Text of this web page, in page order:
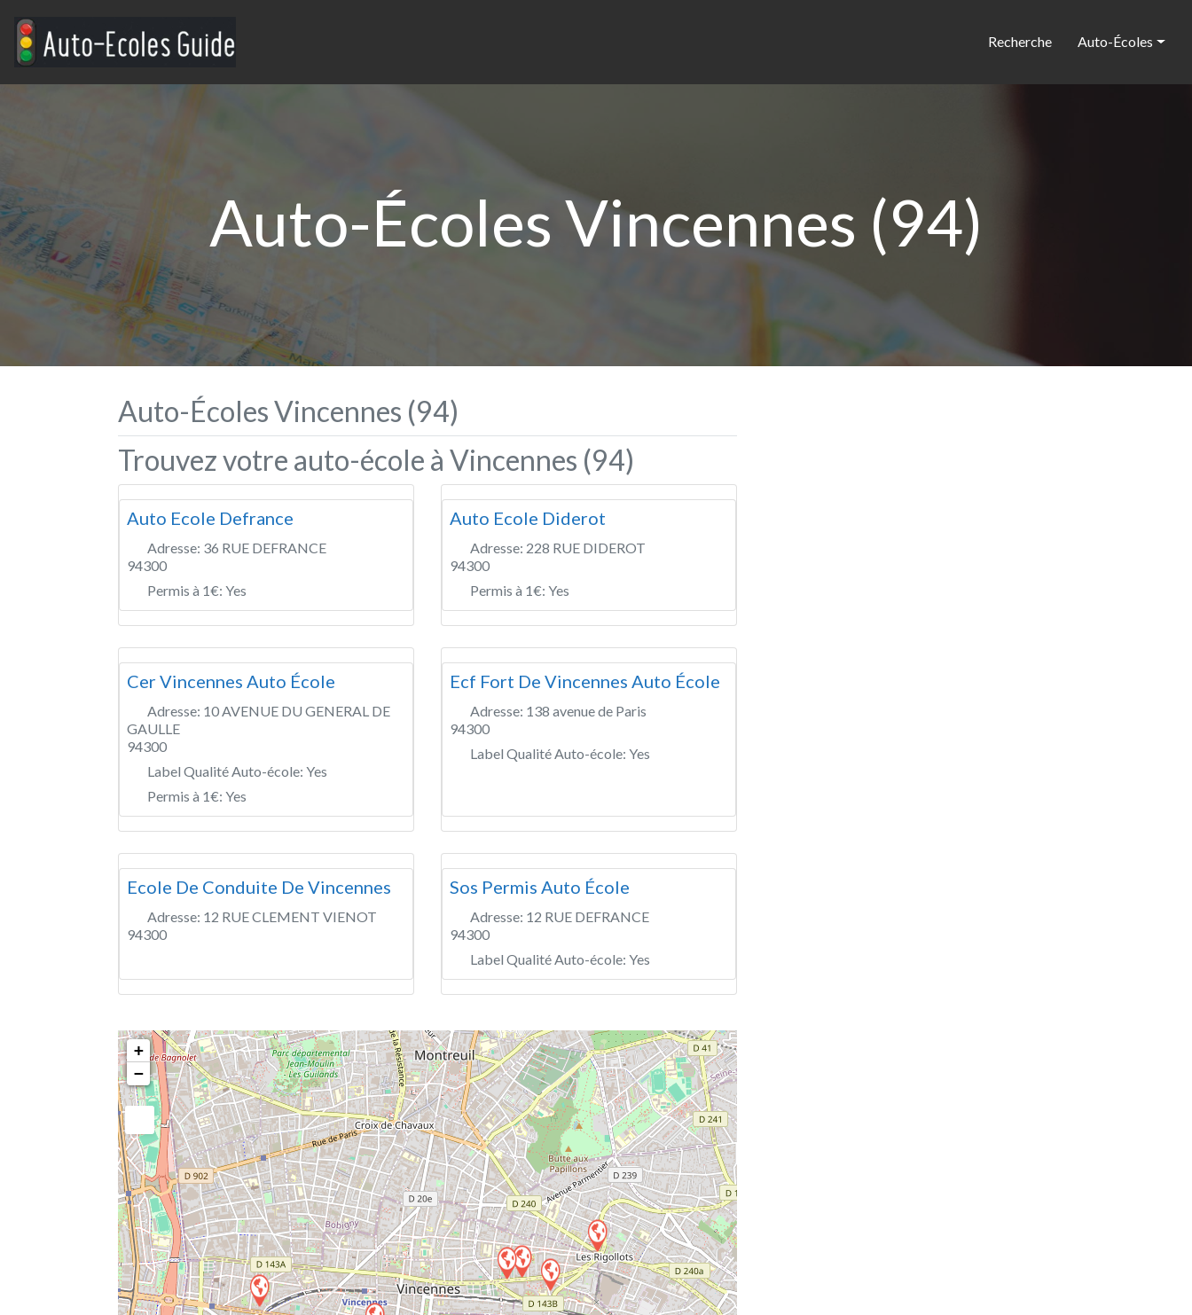
Recherche Auto-Écoles
Auto-Écoles Vincennes (94)
Auto-Écoles Vincennes (94)
Trouvez votre auto-école à Vincennes (94)
Auto Ecole Defrance
Adresse: 36 RUE DEFRANCE
94300
Permis à 1€: Yes
Auto Ecole Diderot
Adresse: 228 RUE DIDEROT
94300
Permis à 1€: Yes
Cer Vincennes Auto École
Adresse: 10 AVENUE DU GENERAL DE
GAULLE
94300
Label Qualité Auto-école: Yes
Permis à 1€: Yes
Ecf Fort De Vincennes Auto École
Adresse: 138 avenue de Paris
94300
Label Qualité Auto-école: Yes
Ecole De Conduite De Vincennes
Adresse: 12 RUE CLEMENT VIENOT
94300
Sos Permis Auto École
Adresse: 12 RUE DEFRANCE
94300
Label Qualité Auto-école: Yes
+
−